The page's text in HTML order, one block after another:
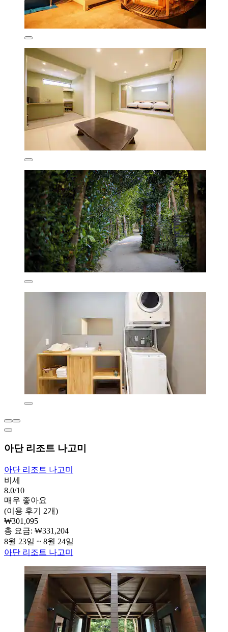
아단 리조트 나고미
아단 리조트 나고미
비세
8.0/10
매우 좋아요
(이용 후기 2개)
₩301,095
총 요금: ₩331,204
8월 23일 ~ 8월 24일
아단 리조트 나고미